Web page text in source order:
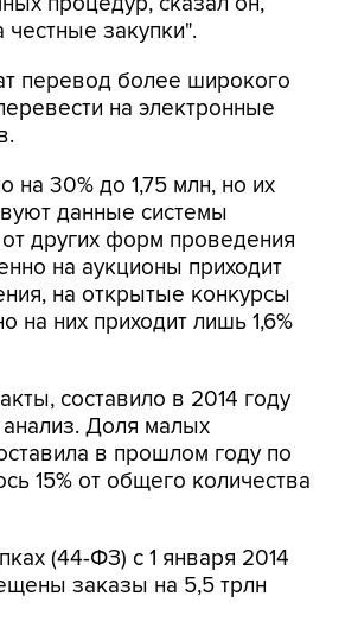
закупки".
перевод более широкого
на электронные
30% до 1,75 млн, но их
данные системы
других форм проведения
на аукционы приходит
на открытые конкурсы
на них приходит лишь 1,6%
составило в 2014 году
анализ. Доля малых
в прошлом году по
15% от общего количества
(44-ФЗ) с 1 января 2014
заказы на 5,5 трлн